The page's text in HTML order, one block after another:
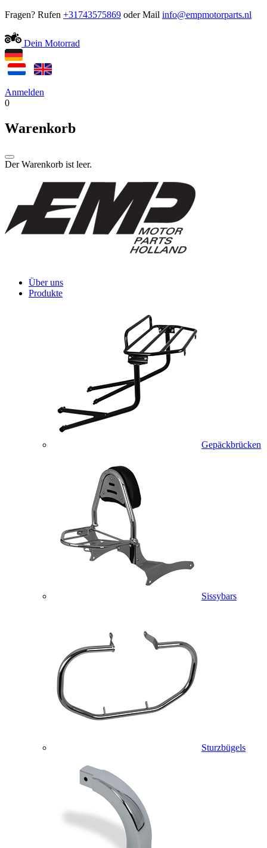
Fragen? Rufen +31743575869 oder Mail
Dein Motorrad
Anmelden
0
Warenkorb
Der Warenkorb ist leer.
Über uns
Produkte
Gepäckbrücken
Sissybars
Sturzbügels